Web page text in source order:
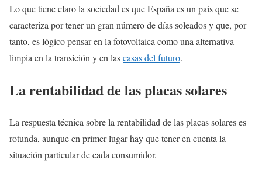
Lo que tiene claro la sociedad es que España es un país que se
caracteriza por tener un gran número de días soleados y que, por
tanto, es lógico pensar en la fotovoltaica como una alternativa
limpia en la transición y en lascasas del futuro.
La rentabilidad de las placas solares
La respuesta técnica sobre la rentabilidad de las placas solares es
rotunda, aunque en primer lugar hay que tener en cuenta la
situación particular de cada consumidor.